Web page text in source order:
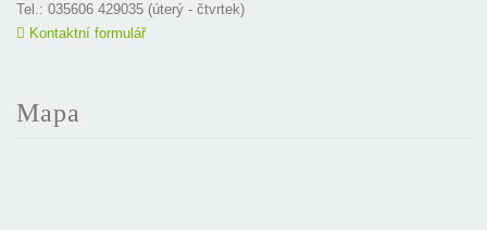
Tel.: 035606 429035 (úterý - čtvrtek)
Kontaktní formulář
Mapa